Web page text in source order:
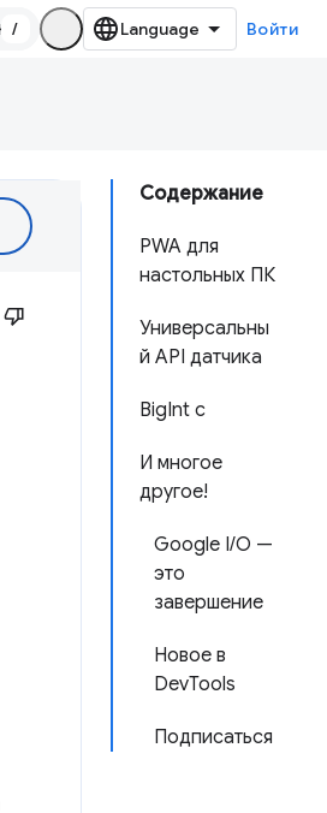
/ Войти
Содержание
PWA для
настольных ПК
Универсальны
й API датчика
BigInt с
И многое
другое!
Google I/O —
это
завершение
Новое в
DevTools
Подписаться